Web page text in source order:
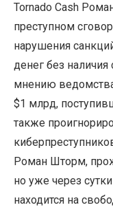
Tornado Cash
преступном
нарушения
денег без
мнению
$1 млрд,
также
Роман Шторм,
но уже через
находится на